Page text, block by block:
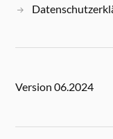
Version 06.2024